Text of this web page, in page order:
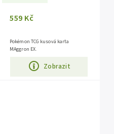
559 Kč
Zobrazit
Pokémon TCG kusová karta
MAggron EX.